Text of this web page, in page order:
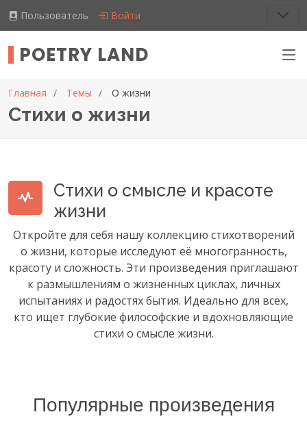
Пользователь Войти
POETRY LAND
Главная Темы О жизни
Стихи о жизни
Стихи о смысле и красоте
жизни
Откройте для себя нашу коллекцию стихотворений
о жизни, которые исследуют её многогранность,
красоту и сложность. Эти произведения приглашают
к размышлениям о жизненных циклах, личных
испытаниях и радостях бытия. Идеально для всех,
кто ищет глубокие философские и вдохновляющие
стихи о смысле жизни.
Популярные произведения